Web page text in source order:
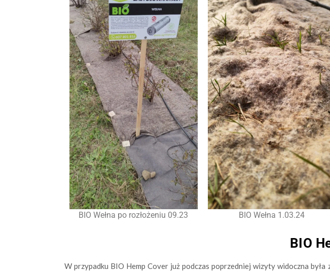
BIO Wełna po rozłożeniu 09.23 BIO Wełna 1.03.24
BIO
W przypadku BIO Hemp Cover już podczas poprzedniej wizyty widoczna